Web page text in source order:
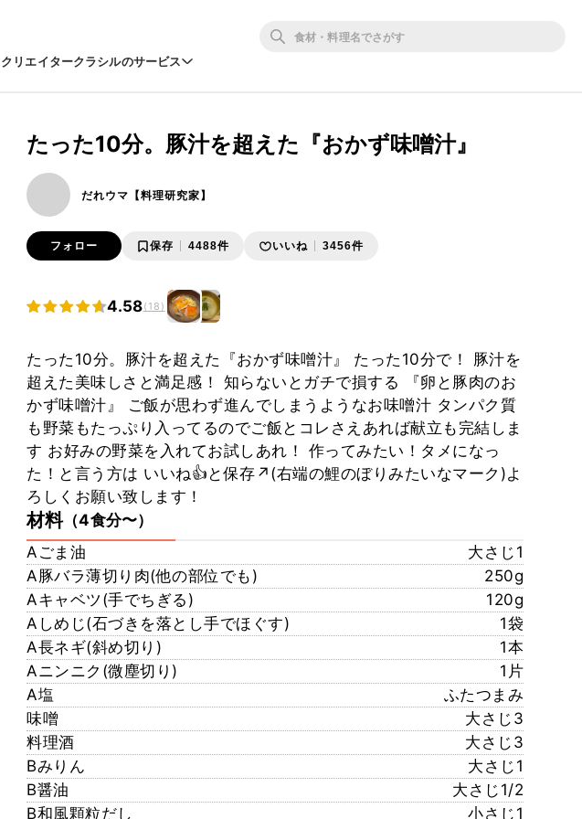
クリエイタークラシルのサービス
たった10分。豚汁を超えた『おかず味噌汁』
だれウマ【料理研究家】
フォロー 保存 4488件 いいね 3456件
4.58(18)
たった10分。豚汁を超えた『おかず味噌汁』 たった10分で！ 豚汁を
超えた美味しさと満足感！ 知らないとガチで損する 『卵と豚肉のお
かず味噌汁』 ご飯が思わず進んでしまうようなお味噌汁 タンパク質
も野菜もたっぷり入ってるのでご飯とコレさえあれば献立も完結しま
す お好みの野菜を入れてお試しあれ！ 作ってみたい！タメになっ
た！と言う方は いいね👍と保存↗️(右端の鯉のぼりみたいなマーク)よ
ろしくお願い致します！
材料（4食分〜）
Aごま油
大さじ1
A豚バラ薄切り肉(他の部位でも)
250g
Aキャベツ(手でちぎる)
120g
Aしめじ(石づきを落とし手でほぐす)
1袋
A長ネギ(斜め切り)
1本
Aニンニク(微塵切り)
1片
A塩
ふたつまみ
味噌
大さじ3
料理酒
大さじ3
Bみりん
大さじ1
B醤油
大さじ1/2
B和風顆粒だし
小さじ1